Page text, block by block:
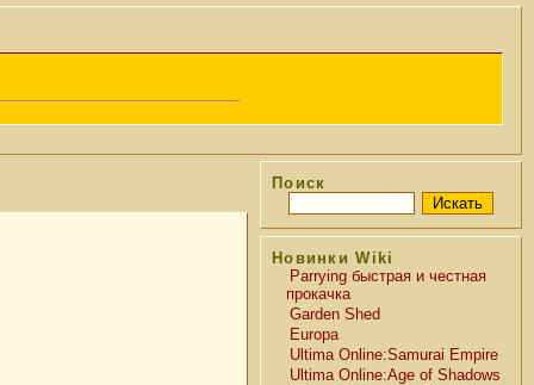
Поиск
Новинки Wiki
Parrying быстрая и честная
прокачка
Garden Shed
Europa
Ultima Online:Samurai Empire
Ultima Online:Age of Shadows